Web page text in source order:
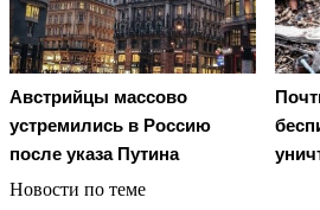
Австрийцы массово
устремились в Россию
после указа Путина
Новости по теме